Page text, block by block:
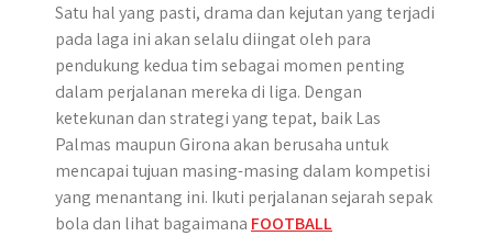
Satu hal yang pasti, drama dan kejutan yang terjadi
pada laga ini akan selalu diingat oleh para
pendukung kedua tim sebagai momen penting
dalam perjalanan mereka di liga. Dengan
ketekunan dan strategi yang tepat, baik Las
Palmas maupun Girona akan berusaha untuk
mencapai tujuan masing-masing dalam kompetisi
yang menantang ini. Ikuti perjalanan sejarah sepak
bola dan lihat bagaimana FOOTBALL